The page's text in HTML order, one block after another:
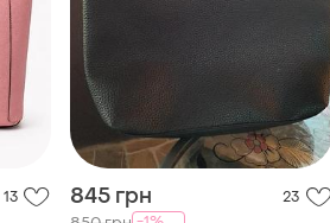
13
845 грн 23